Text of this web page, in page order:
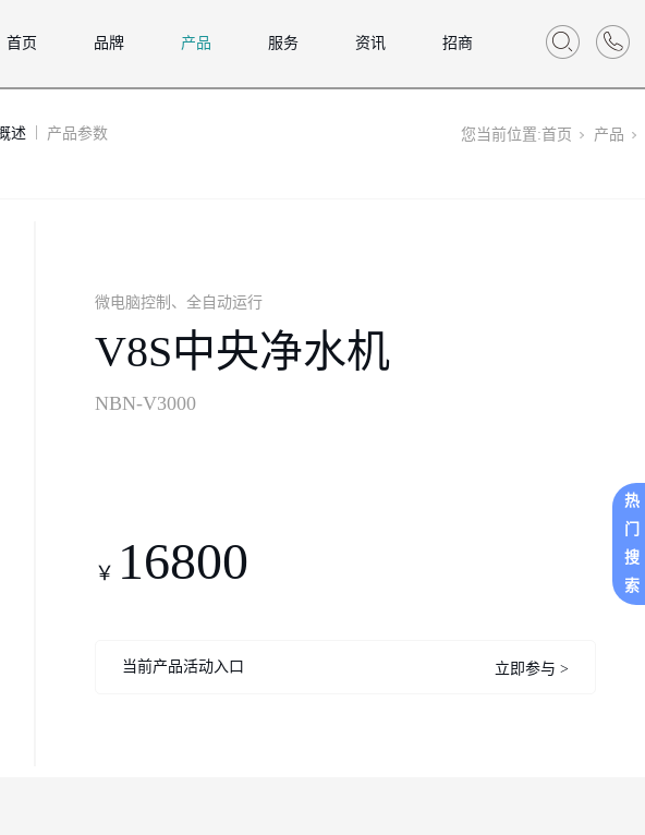
首页 品牌 产品 服务 资讯 招商
您当前位置:首页 产品
微电脑控制、全自动运行
V8S中央净水机
NBN-V3000
￥ 16800
当前产品活动入口
热
门
搜
索